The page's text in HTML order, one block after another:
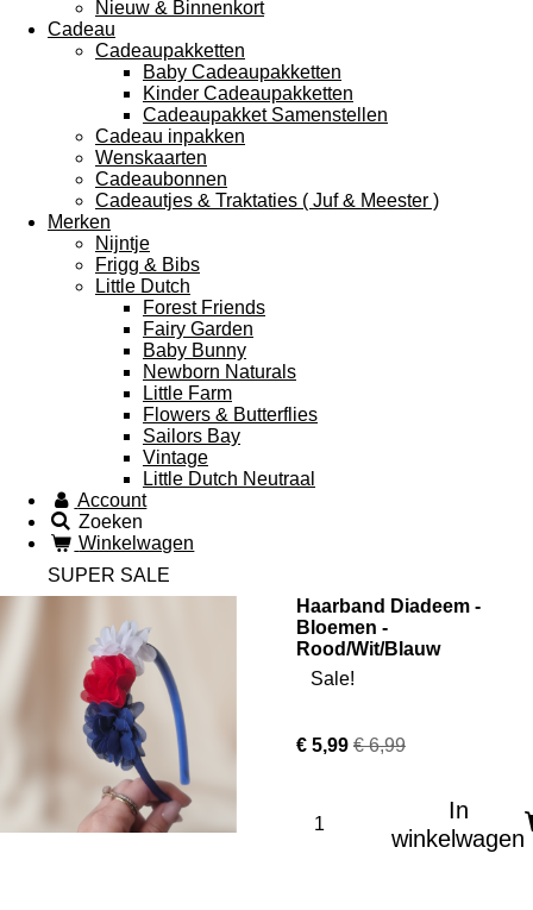
Nieuw & Binnenkort
Cadeau
Cadeaupakketten
Baby Cadeaupakketten
Kinder Cadeaupakketten
Cadeaupakket Samenstellen
Cadeau inpakken
Wenskaarten
Cadeaubonnen
Cadeautjes & Traktaties ( Juf & Meester )
Merken
Nijntje
Frigg & Bibs
Little Dutch
Forest Friends
Fairy Garden
Baby Bunny
Newborn Naturals
Little Farm
Flowers & Butterflies
Sailors Bay
Vintage
Little Dutch Neutraal
Account
Zoeken
Winkelwagen
SUPER SALE
Haarband Diadeem -
Bloemen -
Rood/Wit/Blauw
Sale!
€ 5,99 € 6,99
In
winkelwagen